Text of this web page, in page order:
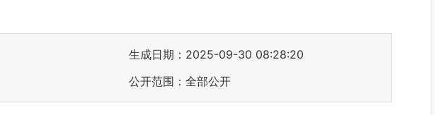
生成日期：2025-09-30 08:28:20
公开范围：全部公开